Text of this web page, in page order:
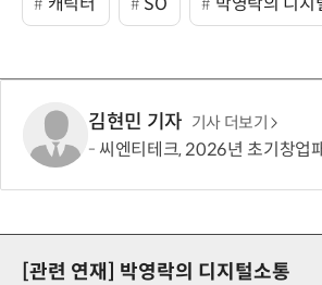
김현민 기자 기사 더보기
씨엔티테크, 2026년 초기창업패키지 로켓십 IR 경진대회
[관련 연재] 박영락의 디지털소통